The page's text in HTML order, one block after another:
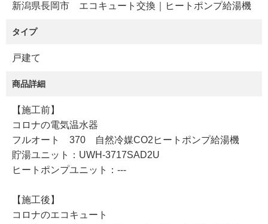
新潟県長岡市 エコキュート交換｜ヒートポンプ給湯機
タイプ
戸建て
商品詳細
【施工前】
コロナの電気温水器
フルオート 370 自然冷媒CO2ヒートポンプ給湯機
貯湯ユニット：UWH-3717SAD2U
ヒートポンプユニット：---
【施工後】
コロナのエコキュート